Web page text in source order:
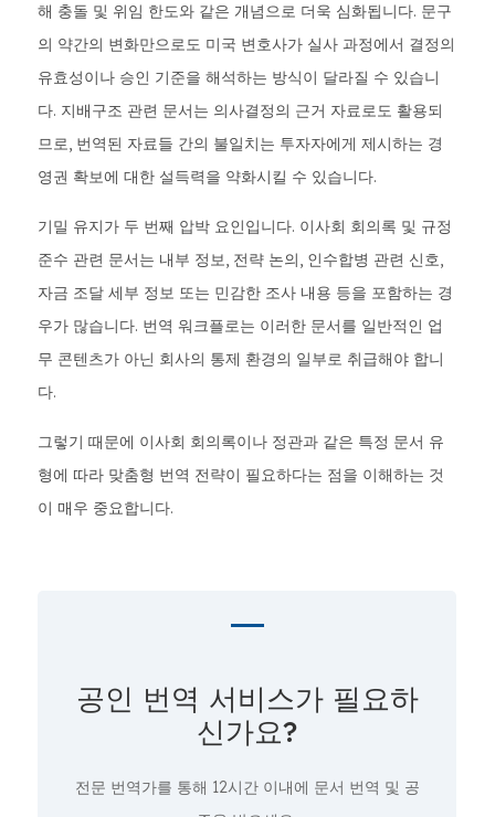
해 충돌 및 위임 한도와 같은 개념으로 더욱 심화됩니다. 문구
의 약간의 변화만으로도 미국 변호사가 실사 과정에서 결정의
유효성이나 승인 기준을 해석하는 방식이 달라질 수 있습니
다. 지배구조 관련 문서는 의사결정의 근거 자료로도 활용되
므로, 번역된 자료들 간의 불일치는 투자자에게 제시하는 경
영권 확보에 대한 설득력을 약화시킬 수 있습니다.
기밀 유지가 두 번째 압박 요인입니다. 이사회 회의록 및 규정
준수 관련 문서는 내부 정보, 전략 논의, 인수합병 관련 신호,
자금 조달 세부 정보 또는 민감한 조사 내용 등을 포함하는 경
우가 많습니다. 번역 워크플로는 이러한 문서를 일반적인 업
무 콘텐츠가 아닌 회사의 통제 환경의 일부로 취급해야 합니
다.
그렇기 때문에 이사회 회의록이나 정관과 같은 특정 문서 유
형에 따라 맞춤형 번역 전략이 필요하다는 점을 이해하는 것
이 매우 중요합니다.
공인 번역 서비스가 필요하
신가요?
전문 번역가를 통해 12시간 이내에 문서 번역 및 공